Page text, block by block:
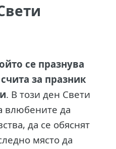
се празнува
за празник
. В този ден Свети
влюбените да
да се обяснят
място да